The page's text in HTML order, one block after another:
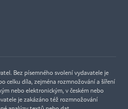
Bez písemného svolení vydavatele je
celku díla, zejména rozmnožování a šíření
nebo elektronickým, v českém nebo
je zakázáno též rozmnožování